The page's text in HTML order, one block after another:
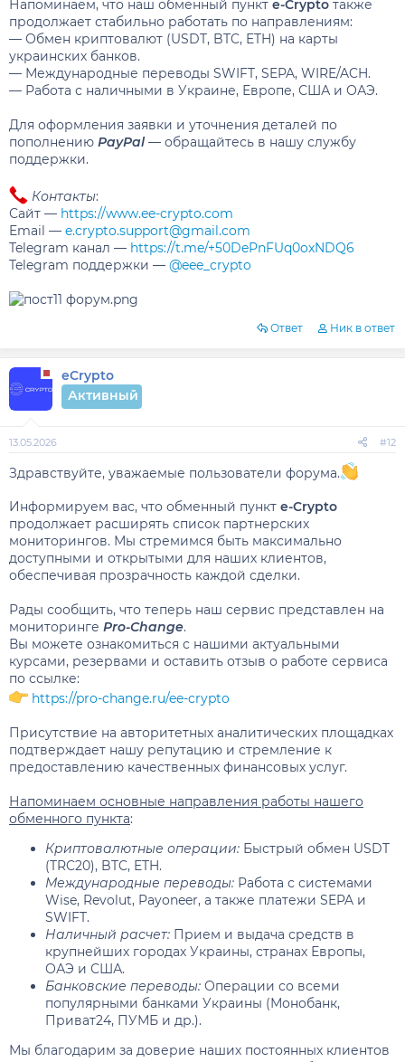
Напоминаем, что наш обменный пункт e-Crypto также
продолжает стабильно работать по направлениям:
— Обмен криптовалют (USDT, BTC, ETH) на карты
украинских банков.
— Международные переводы SWIFT, SEPA, WIRE/ACH.
— Работа с наличными в Украине, Европе, США и ОАЭ.
Для оформления заявки и уточнения деталей по
пополнению PayPal— обращайтесь в нашу службу
поддержки.
Контакты:
Сайт — https://www.ee-crypto.com
Email — e.crypto.support@gmail.com
Telegram канал — https://t.me/+50DePnFUq0oxNDQ6
Telegram поддержки — @eee_crypto
Ответ Ник в ответ
eCrypto
Активный
13.05.2026 #12
Здравствуйте, уважаемые пользователи форума.
Информируем вас, что обменный пункт e-Crypto
продолжает расширять список партнерских
мониторингов. Мы стремимся быть максимально
доступными и открытыми для наших клиентов,
обеспечивая прозрачность каждой сделки.
Рады сообщить, что теперь наш сервис представлен на
мониторинге Pro-Change.
Вы можете ознакомиться с нашими актуальными
курсами, резервами и оставить отзыв о работе сервиса
по ссылке:
https://pro-change.ru/ee-crypto
Присутствие на авторитетных аналитических площадках
подтверждает нашу репутацию и стремление к
предоставлению качественных финансовых услуг.
Напоминаем основные направления работы нашего
обменного пункта:
Криптовалютные операции: Быстрый обмен USDT
(TRC20), BTC, ETH.
Международные переводы: Работа с системами
Wise, Revolut, Payoneer, а также платежи SEPA и
SWIFT.
Наличный расчет: Прием и выдача средств в
крупнейших городах Украины, странах Европы,
ОАЭ и США.
Банковские переводы: Операции со всеми
популярными банками Украины (Монобанк,
Приват24, ПУМБ и др.).
Мы благодарим за доверие наших постоянных клиентов